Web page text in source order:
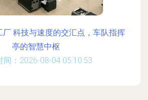
厂 科技与速度的交汇点，车队指挥
亭的智慧中枢
间：2026-08-04 05:10:53